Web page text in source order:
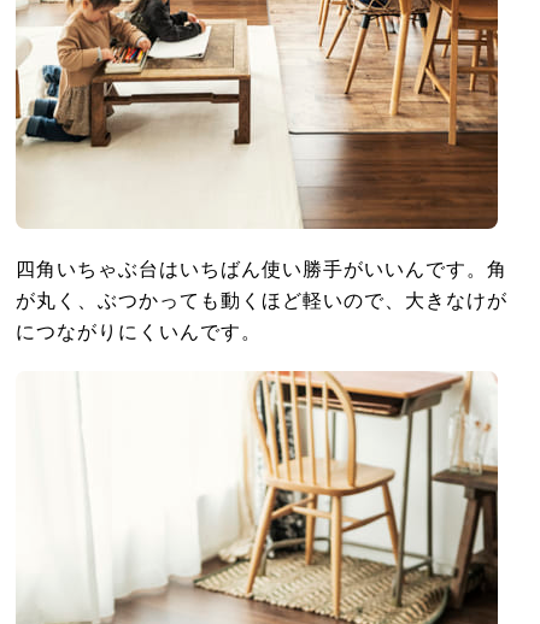
四角いちゃぶ台はいちばん使い勝手がいいんです。角
が丸く、ぶつかっても動くほど軽いので、大きなけが
につながりにくいんです。